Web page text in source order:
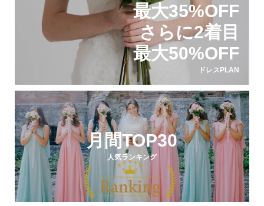
最大35%OFF
さらに2着目
最大50%OFF
ドレスPLAN
月間TOP30
人気ランキング